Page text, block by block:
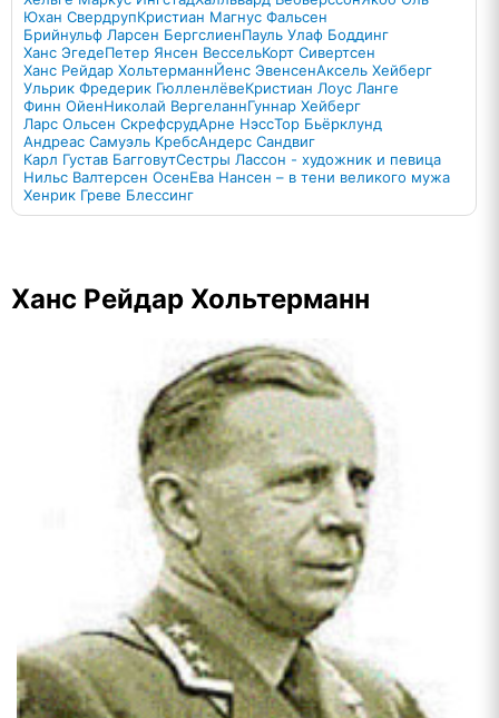
Юхан СвердрупКристиан Магнус Фальсен
Брийнульф Ларсен БергслиенПауль Улаф Боддинг
Ханс ЭгедеПетер Янсен ВессельКорт Сивертсен
Ханс Рейдар ХольтерманнЙенс ЭвенсенАксель Хейберг
Ульрик Фредерик ГюлленлёвеКристиан Лоус Ланге
Финн ОйенНиколай ВергеланнГуннар Хейберг
Ларс Ольсен СкрефсрудАрне НэссТор Бьёрклунд
Андреас Самуэль КребсАндерс Сандвиг
Карл Густав БагговутСестры Лассон - художник и певица
Нильс Валтерсен ОсенЕва Нансен – в тени великого мужа
Хенрик Греве Блессинг
Ханс Рейдар Хольтерманн